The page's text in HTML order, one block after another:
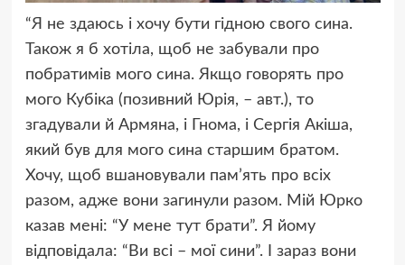
“Я не здаюсь і хочу бути гідною свого сина.
Також я б хотіла, щоб не забували про
побратимів мого сина. Якщо говорять про
мого Кубіка (позивний Юрія, – авт.), то
згадували й Армяна, і Гнома, і Сергія Акіша,
який був для мого сина старшим братом.
Хочу, щоб вшановували пам’ять про всіх
разом, адже вони загинули разом. Мій Юрко
казав мені: “У мене тут брати”. Я йому
відповідала: “Ви всі – мої сини”. І зараз вони